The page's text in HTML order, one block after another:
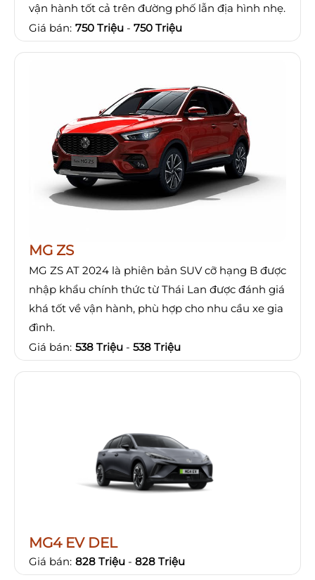
vận hành tốt cả trên đường phố lẫn địa hình nhẹ.
Giá bán: 750 Triệu - 750 Triệu
MG ZS
MG ZS AT 2024 là phiên bản SUV cỡ hạng B được
nhập khẩu chính thức từ Thái Lan được đánh giá
khá tốt về vận hành, phù hợp cho nhu cầu xe gia
đình.
Giá bán: 538 Triệu - 538 Triệu
MG4 EV DEL
Giá bán: 828 Triệu - 828 Triệu